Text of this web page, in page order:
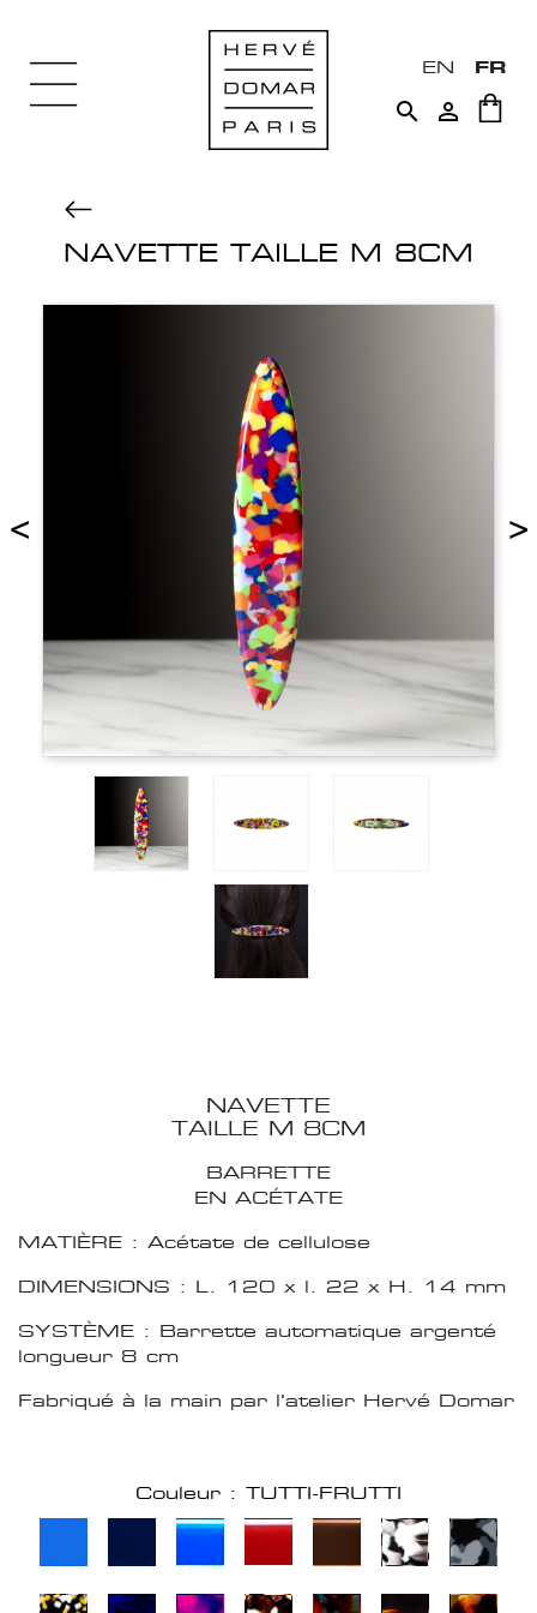
EN FR
 
NAVETTE TAILLE M 8CM
< >
NAVETTE
TAILLE M 8CM
BARRETTE
EN ACÉTATE
MATIÈRE : Acétate de cellulose
DIMENSIONS : L. 120 x l. 22 x H. 14 mm
SYSTÈME : Barrette automatique argenté
longueur 8 cm
Fabriqué à la main par l'atelier Hervé Domar
Couleur : TUTTI-FRUTTI